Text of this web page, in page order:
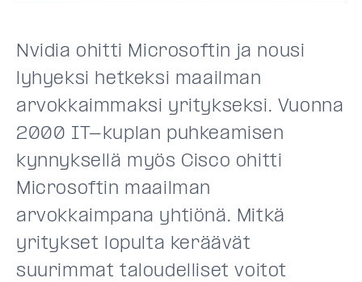
Nvidia ohitti Microsoftin ja nousi
lyhyeksi hetkeksi maailman
arvokkaimmaksi yritykseksi. Vuonna
2000 IT-kuplan puhkeamisen
kynnyksellä myös Cisco ohitti
Microsoftin maailman
arvokkaimpana yhtiönä. Mitkä
yritykset lopulta keräävät
suurimmat taloudelliset voitot